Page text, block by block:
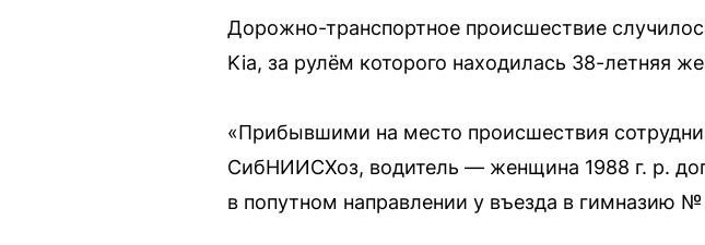
Дорожно-транспортное происшествие
Kia, за рулём которого находилась 38-летняя
«Прибывшими на место происшествия
СибНИИСХоз, водитель — женщина 1988 г. р.
в попутном направлении у въезда в гимназию